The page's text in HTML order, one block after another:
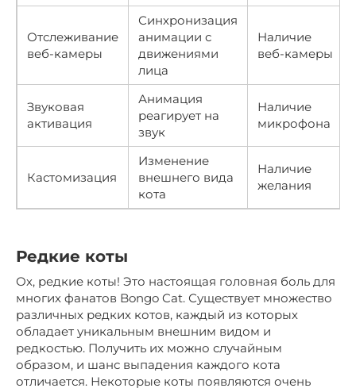
Отслеживание
веб-камеры
Синхронизация
анимации с
движениями
лица
Наличие
веб-камеры
Звуковая
активация
Анимация
реагирует на
звук
Наличие
микрофона
Кастомизация
Изменение
внешнего вида
кота
Наличие
желания
Редкие коты
Ох, редкие коты! Это настоящая головная боль для
многих фанатов Bongo Cat. Существует множество
различных редких котов, каждый из которых
обладает уникальным внешним видом и
редкостью. Получить их можно случайным
образом, и шанс выпадения каждого кота
отличается. Некоторые коты появляются очень